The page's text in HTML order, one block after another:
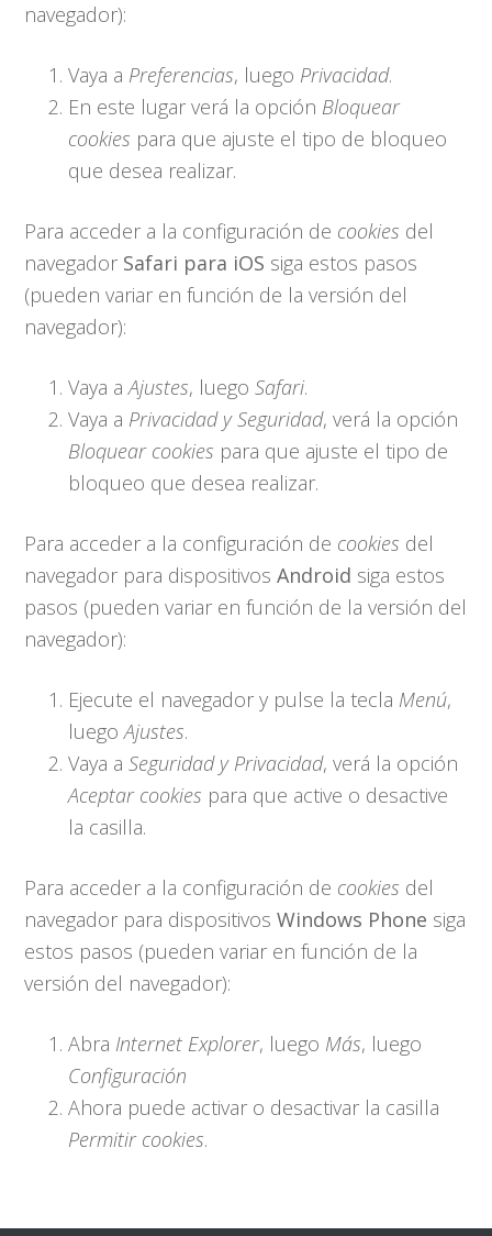
navegador):
Vaya a Preferencias, luego Privacidad.
En este lugar verá la opción Bloquear
cookies para que ajuste el tipo de bloqueo
que desea realizar.
Para acceder a la configuración de cookies del
navegador Safari para iOS siga estos pasos
(pueden variar en función de la versión del
navegador):
Vaya aAjustes, luegoSafari.
Vaya a Privacidad y Seguridad, verá la opción
Bloquear cookies para que ajuste el tipo de
bloqueo que desea realizar.
Para acceder a la configuración de cookies del
navegador para dispositivosAndroid siga estos
pasos (pueden variar en función de la versión del
navegador):
Ejecute el navegador y pulse la tecla Menú,
luegoAjustes.
Vaya aSeguridad y Privacidad, verá la opción
Aceptar cookies para que active o desactive
la casilla.
Para acceder a la configuración de cookies del
navegador para dispositivosWindows Phone siga
estos pasos (pueden variar en función de la
versión del navegador):
Abra Internet Explorer, luego Más, luego
Configuración
Ahora puede activar o desactivar la casilla
Permitir cookies.